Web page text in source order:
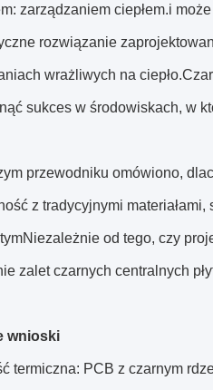
zarządzaniem ciepłem.i
rozwiązanie
wrażliwych na
sukces w środowiskach, w
przewodniku omówiono,
z tradycyjnymi
od tego, czy
zalet czarnych centralnych
wnioski
termiczna: PCB z czarnym